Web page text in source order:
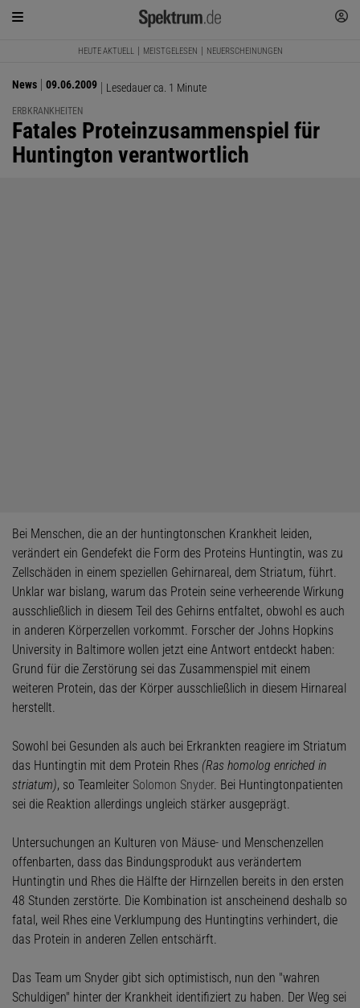
HEUTE AKTUELL MEISTGELESEN NEUERSCHEINUNGEN
News 09.06.2009 Lesedauer ca. 1 Minute
ERBKRANKHEITEN
:
Fatales Proteinzusammenspiel für
Huntington verantwortlich
Bei Menschen, die an der huntingtonschen Krankheit leiden,
verändert ein Gendefekt die Form des Proteins Huntingtin, was zu
Zellschäden in einem speziellen Gehirnareal, dem Striatum, führt.
Unklar war bislang, warum das Protein seine verheerende Wirkung
ausschließlich in diesem Teil des Gehirns entfaltet, obwohl es auch
in anderen Körperzellen vorkommt. Forscher der Johns Hopkins
University in Baltimore wollen jetzt eine Antwort entdeckt haben:
Grund für die Zerstörung sei das Zusammenspiel mit einem
weiteren Protein, das der Körper ausschließlich in diesem Hirnareal
herstellt.
Sowohl bei Gesunden als auch bei Erkrankten reagiere im Striatum
das Huntingtin mit dem Protein Rhes (Ras homolog enriched in
striatum), so Teamleiter Solomon Snyder. Bei Huntingtonpatienten
sei die Reaktion allerdings ungleich stärker ausgeprägt.
Untersuchungen an Kulturen von Mäuse- und Menschenzellen
offenbarten, dass das Bindungsprodukt aus verändertem
Huntingtin und Rhes die Hälfte der Hirnzellen bereits in den ersten
48 Stunden zerstörte. Die Kombination ist anscheinend deshalb so
fatal, weil Rhes eine Verklumpung des Huntingtins verhindert, die
das Protein in anderen Zellen entschärft.
Das Team um Snyder gibt sich optimistisch, nun den "wahren
Schuldigen" hinter der Krankheit identifiziert zu haben. Der Weg sei